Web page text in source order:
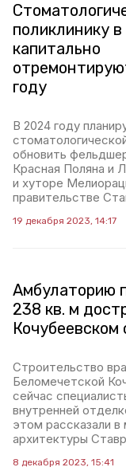
поликлинику
капитально
году
В 2024 году
обновить
Красная Поляна и
и хуторе
правительстве
19 декабря 2023, 14:17
Амбулаторию
238 кв. м
Кочубеевском
Строительство
Беломечетской
сейчас
внутренней
этом рассказали
архитектуры
8 декабря 2023, 15:41